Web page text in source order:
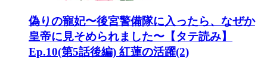
偽りの寵妃〜後宮警備隊に入ったら、なぜか
皇帝に見そめられました〜【タテ読み】
Ep.10(第5話後編) 紅蓮の活躍(2)